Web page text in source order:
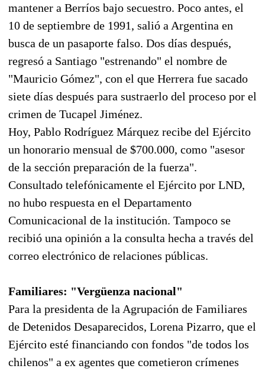
mantener a Berríos bajo secuestro. Poco antes, el
10 de septiembre de 1991, salió a Argentina en
busca de un pasaporte falso. Dos días después,
regresó a Santiago "estrenando" el nombre de
"Mauricio Gómez", con el que Herrera fue sacado
siete días después para sustraerlo del proceso por el
crimen de Tucapel Jiménez.
Hoy, Pablo Rodríguez Márquez recibe del Ejército
un honorario mensual de $700.000, como "asesor
de la sección preparación de la fuerza".
Consultado telefónicamente el Ejército por LND,
no hubo respuesta en el Departamento
Comunicacional de la institución. Tampoco se
recibió una opinión a la consulta hecha a través del
correo electrónico de relaciones públicas.
Familiares: "Vergüenza nacional"
Para la presidenta de la Agrupación de Familiares
de Detenidos Desaparecidos, Lorena Pizarro, que el
Ejército esté financiando con fondos "de todos los
chilenos" a ex agentes que cometieron crímenes